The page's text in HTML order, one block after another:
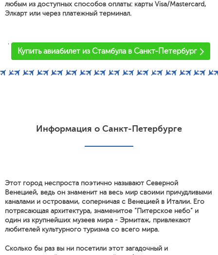
любым из доступных способов оплаты: карты Visa/Mastercard,
Элкарт или через платежный терминал.
'
Купить авиабилет из Стамбула в Санкт-Петербург
Информация о Санкт-Петербурге
Этот город неспроста поэтично называют Северной
Венецией, ведь он знаменит на весь мир своими причудливыми
каналами и островами, соперничая с Венецией в Италии. Его
потрясающая архитектура, знаменитое “Питерское небо” и
один из крупнейших музеев мира - Эрмитаж, привлекают
любителей культурного туризма со всего мира.
Сколько бы раз вы ни посетили этот загадочный и